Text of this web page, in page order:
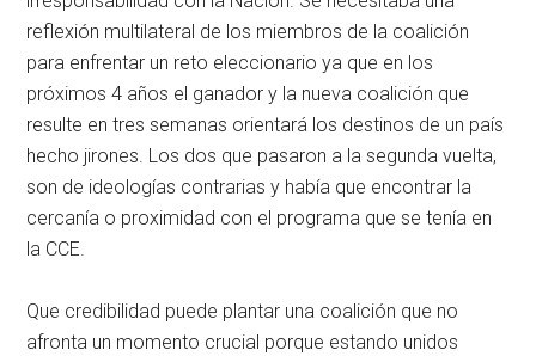
reflexión multilateral de los miembros de la coalición
para enfrentar un reto eleccionario ya que en los
próximos 4 años el ganador y la nueva coalición que
resulte en tres semanas orientará los destinos de un país
hecho jirones. Los dos que pasaron a la segunda vuelta,
son de ideologías contrarias y había que encontrar la
cercanía o proximidad con el programa que se tenía en
la CCE.
Que credibilidad puede plantar una coalición que no
afronta un momento crucial porque estando unidos